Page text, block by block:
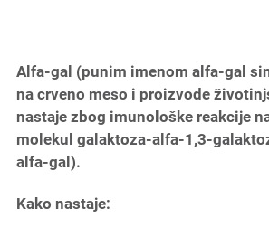
Alfa-gal (punim imenom alfa-gal
na crveno meso i proizvode
nastaje zbog imunološke reakcije
molekul galaktoza-alfa-1,3-
alfa-gal).
Kako nastaje: